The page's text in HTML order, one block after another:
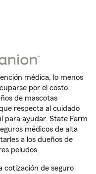
médica, lo menos
por el costo.
de mascotas
respecta al cuidado
para ayudar. State Farm
médicos de alta
a los dueños de
peludos.
cotización de seguro